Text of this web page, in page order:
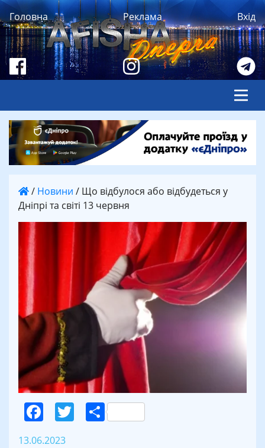
Головна Реклама Вхід
/ Новини / Що відбулося або відбудеться у
Дніпрі та світі 13 червня
Facebook
Twitter
Поділитися
13.06.2023